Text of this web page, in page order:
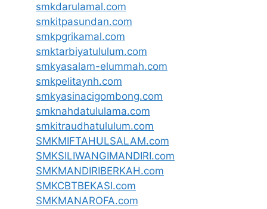
smkdarulamal.com
smkitpasundan.com
smkpgrikamal.com
smktarbiyatululum.com
smkyasalam-elummah.com
smkpelitaynh.com
smkyasinacigombong.com
smknahdatululama.com
smkitraudhatululum.com
SMKMIFTAHULSALAM.com
SMKSILIWANGIMANDIRI.com
SMKMANDIRIBERKAH.com
SMKCBTBEKASI.com
SMKMANAROFA.com